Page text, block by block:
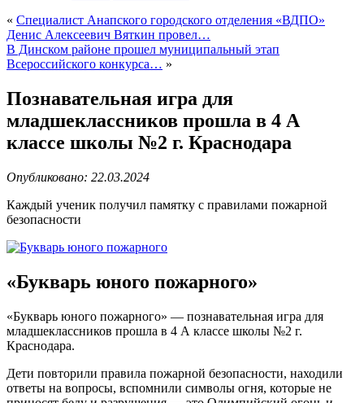
« Cпециалист Анапского городского отделения «ВДПО»
Денис Алексеевич Вяткин провел…
В Динском районе прошел муниципальный этап
Всероссийского конкурса… »
Познавательная игра для
младшеклассников прошла в 4 А
классе школы №2 г. Краснодара
Опубликовано: 22.03.2024
Каждый ученик получил памятку с правилами пожарной
безопасности
«Букварь юного пожарного»
«Букварь юного пожарного» — познавательная игра для
младшеклассников прошла в 4 А классе школы №2 г.
Краснодара.
Дети повторили правила пожарной безопасности, находили
ответы на вопросы, вспомнили символы огня, которые не